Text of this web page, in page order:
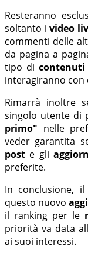
Resteranno
soltanto ivideo
commenti delle
da pagina a
tipo di
interagiranno con
Rimarrà inoltre
singolo utente di
primo" nelle
veder garantita
post e gli
preferite.
In conclusione,
questo nuovo
il ranking per le
priorità va data
ai suoi interessi.